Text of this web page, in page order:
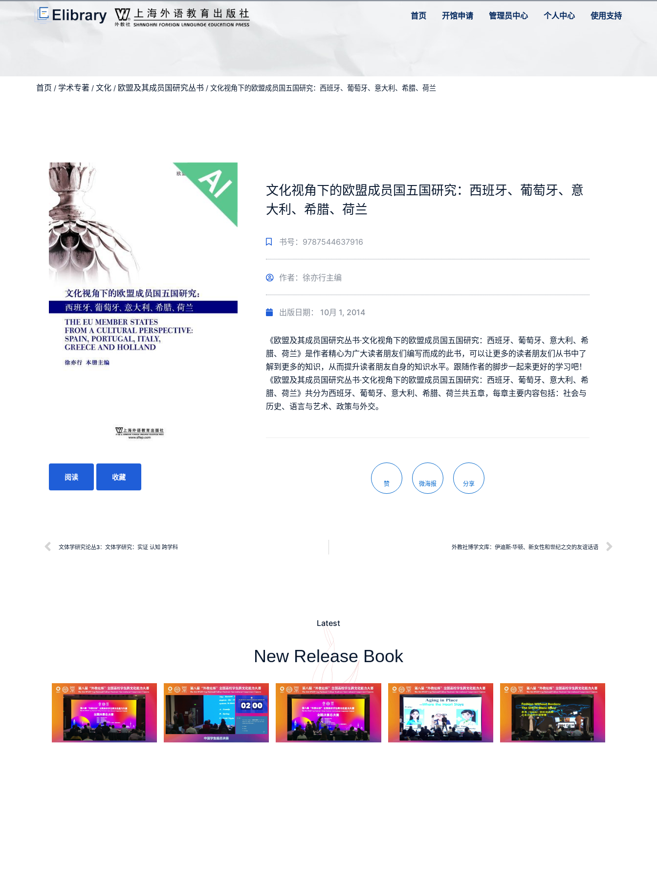
首页 开馆申请 管理员中心 个人中心 使用支持
首页 / 学术专著 / 文化 / 欧盟及其成员国研究丛书 / 文化视角下的欧盟成员国五国研究：西班牙、葡萄牙、意大利、希腊、荷兰
阅读 收藏
文化视角下的欧盟成员国五国研究：西班牙、葡萄牙、意
大利、希腊、荷兰
书号：9787544637916
作者：徐亦行主编
出版日期： 10月 1, 2014
《欧盟及其成员国研究丛书·文化视角下的欧盟成员国五国研究：西班牙、葡萄牙、意大利、希
腊、荷兰》是作者精心为广大读者朋友们编写而成的此书，可以让更多的读者朋友们从书中了
解到更多的知识，从而提升读者朋友自身的知识水平。跟随作者的脚步一起来更好的学习吧！
《欧盟及其成员国研究丛书·文化视角下的欧盟成员国五国研究：西班牙、葡萄牙、意大利、希
腊、荷兰》共分为西班牙、葡萄牙、意大利、希腊、荷兰共五章，每章主要内容包括：社会与
历史、语言与艺术、政策与外交。
赞 微海报 分享
文体学研究论丛3：文体学研究：实证 认知 跨学科 外教社博学文库：伊迪斯·华顿、新女性和世纪之交的友谊话语
Latest
New Release Book